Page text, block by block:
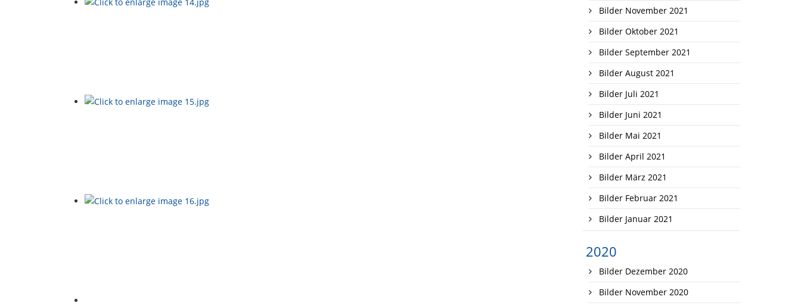
Bilder November 2021
Bilder Oktober 2021
Bilder September 2021
Bilder August 2021
Bilder Juli 2021
Bilder Juni 2021
Bilder Mai 2021
Bilder April 2021
Bilder März 2021
Bilder Februar 2021
Bilder Januar 2021
2020
Bilder Dezember 2020
Bilder November 2020